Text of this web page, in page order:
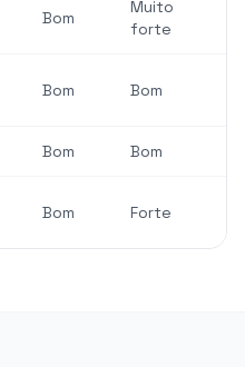
Bom
Muito
forte
Bom Bom
Bom Bom
Bom Forte